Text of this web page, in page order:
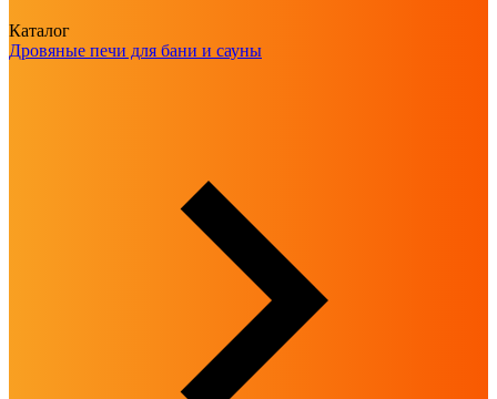
Каталог
Дровяные печи для бани и сауны